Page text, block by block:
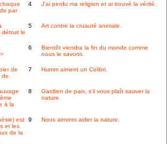
par
4 J'ai perdu ma religion et ai trouvé la vérité.
le
5 Art contre la cruauté animale.
6
Bientôt viendra la fin du monde comme
nous le savons.
de
de
7 Humm aiment un Colibri.
à la
8
Gardien de paix, s'il vous plaît sauver la
nature.
est
et les
de la
9 Nous aimons aider la nature.